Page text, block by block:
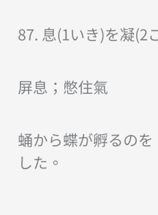
87. 息(1いき)を凝(2
屏息；憋住氣
蛹から蝶が孵るの
した。